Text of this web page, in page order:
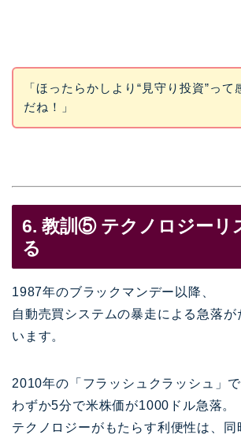
「ほったらかしより“見守り投資”って
だね！」
6. 教訓⑤ テクノロジーリ
る
1987年のブラックマンデー以降、
自動売買システムの暴走による急落が
います。
2010年の「フラッシュクラッシュ」で
わずか5分で米株価が1000ドル急落。
テクノロジーがもたらす利便性は、同